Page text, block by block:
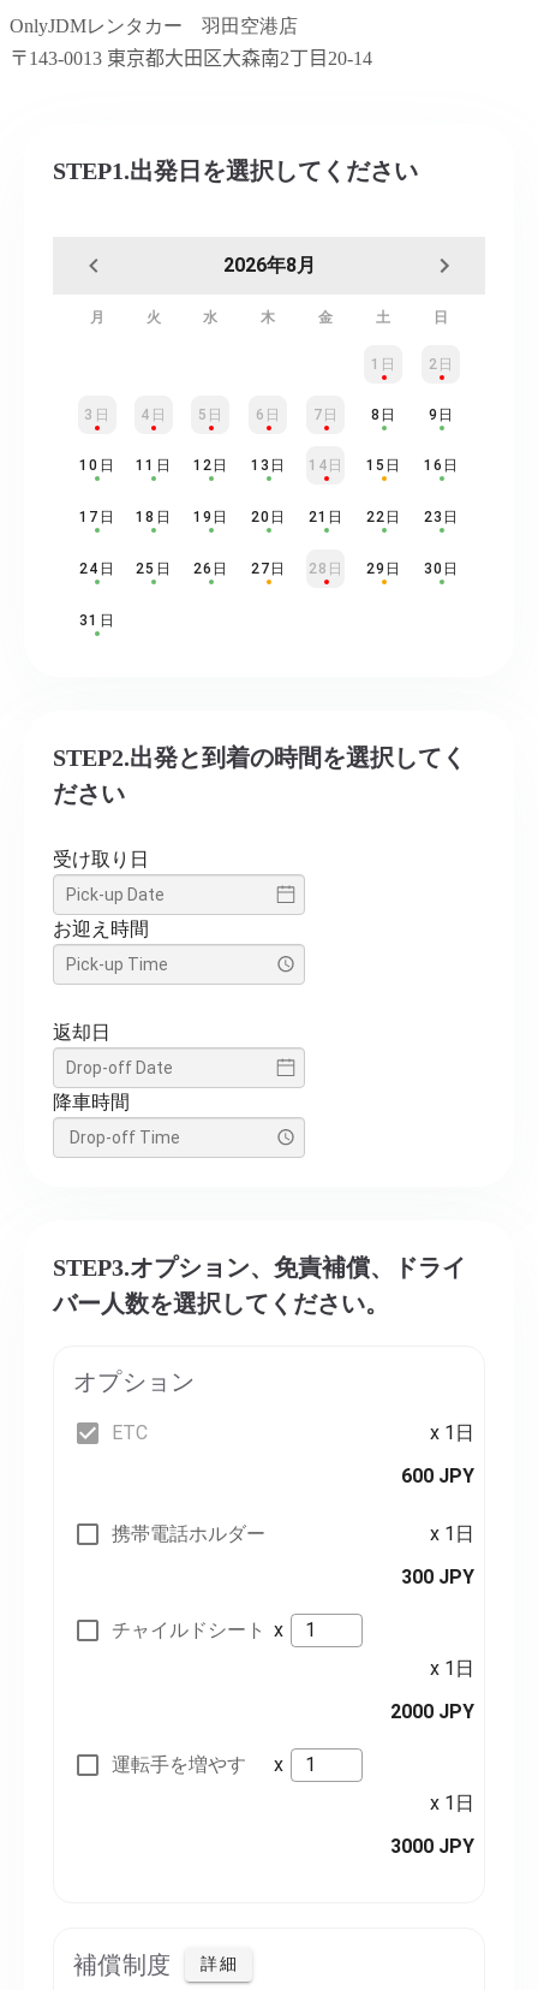
OnlyJDMレンタカー 羽田空港店
〒143-0013 東京都大田区大森南2丁目 20-14
STEP1.出発日を選択してください
2026年8月
月 火 水 木 金 土 日
1日 2日
3日 4日 5日 6日 7日 8日 9日
10日 11日 12日 13日 14日 15日 16日
17日 18日 19日 20日 21日 22日 23日
24日 25日 26日 27日 28日 29日 30日
31日
STEP2.出発と到着の時間を選択してく
ださい
受け取り日
お迎え時間
返却日
降車時間
STEP3.オプション、免責補償、ドライ
バー人数を選択してください。
オプション
ETC
x 1日
600 JPY
携帯電話ホルダー
x 1日
300 JPY
チャイルドシート x
x 1日
2000 JPY
運転手を増やす
x
x 1日
3000 JPY
補償制度 詳細